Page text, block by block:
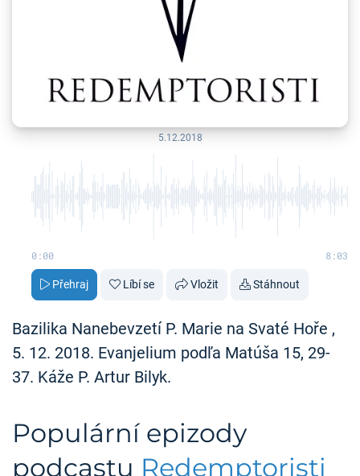
5.12.2018
0:00 8:03
Přehraj Líbí se Vložit Stáhnout
Bazilika Nanebevzetí P. Marie na Svaté Hoře ,
5. 12. 2018. Evanjelium podľa Matúša 15, 29-
37. Káže P. Artur Bilyk.
Populární epizody
podcastu Redemptoristi